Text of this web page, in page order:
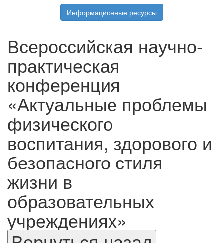
Информационные ресурсы
Всероссийская научно-
практическая
конференция
«Актуальные проблемы
физического
воспитания, здорового и
безопасного стиля
жизни в
образовательных
учреждениях»